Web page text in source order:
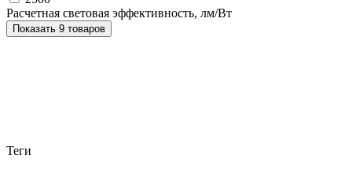
Расчетная световая эффективность, лм/Вт
Показать 9 товаров
Теги